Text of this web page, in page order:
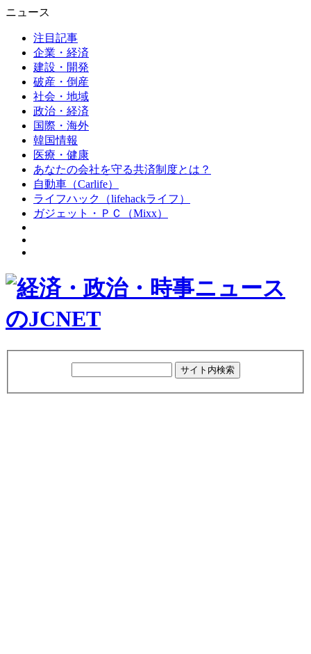
ニュース
注目記事
企業・経済
建設・開発
破産・倒産
社会・地域
政治・経済
国際・海外
韓国情報
医療・健康
あなたの会社を守る共済制度とは？
自動車（Carlife）
ライフハック（lifehackライフ）
ガジェット・ＰＣ（Mixx）